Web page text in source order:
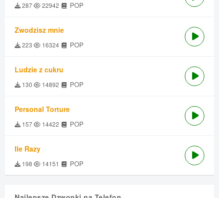
287 22942 POP
Zwodzisz mnie
223 16324 POP
Ludzie z cukru
130 14892 POP
Personal Torture
157 14422 POP
Ile Razy
198 14151 POP